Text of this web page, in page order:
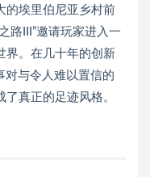
的埃里伯尼亚乡村前
路III”邀请玩家进入一
界。在几十年的创新
对与令人难以置信的
真正的足迹风格。